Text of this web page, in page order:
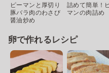
ピーマンと厚切り
豚バラ肉のわさび
醤油炒め
詰めて簡単！
マンの肉詰め
卵で作れるレシピ